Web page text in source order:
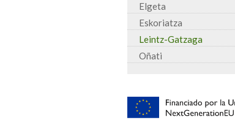
Elgeta
Eskoriatza
Leintz-Gatzaga
Oñati